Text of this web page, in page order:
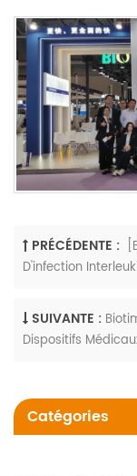
PRÉCÉDENTE :
D'infection
SUIVANTE :
Dispositifs
Catégories